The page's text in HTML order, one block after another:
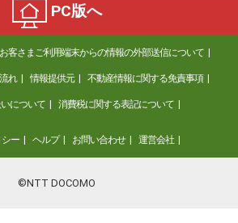
PC版へ
お客さまご利用端末からの情報の外部送信について
れ 情報提供元 不動産情報に関する免責事項
について 消費税に関する表記について
ー ヘルプ お問い合わせ 運営会社
©NTT DOCOMO